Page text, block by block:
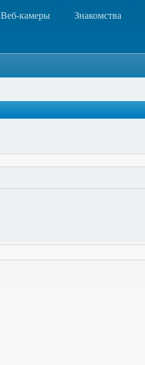
Веб-камеры Знакомства